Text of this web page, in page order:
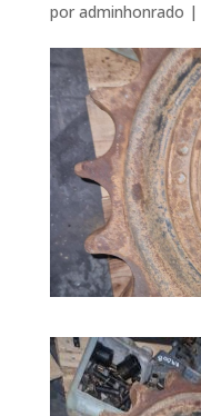
por adminhonrado |